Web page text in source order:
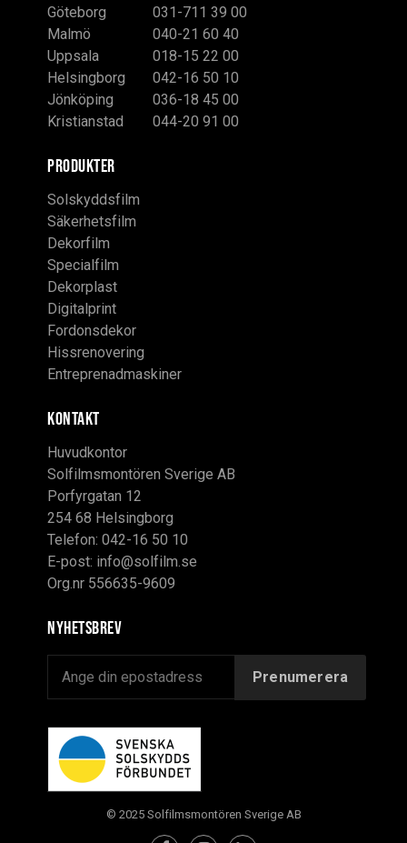
Göteborg
031-711 39 00
Malmö
040-21 60 40
Uppsala
018-15 22 00
Helsingborg
042-16 50 10
Jönköping
036-18 45 00
Kristianstad
044-20 91 00
PRODUKTER
Solskyddsfilm
Säkerhetsfilm
Dekorfilm
Specialfilm
Dekorplast
Digitalprint
Fordonsdekor
Hissrenovering
Entreprenadmaskiner
KONTAKT
Huvudkontor
Solfilmsmontören Sverige AB
Porfyrgatan 12
254 68 Helsingborg
Telefon: 042-16 50 10
E-post: info@solfilm.se
Org.nr 556635-9609
Nyhetsbrev
© 2025 Solfilmsmontören Sverige AB